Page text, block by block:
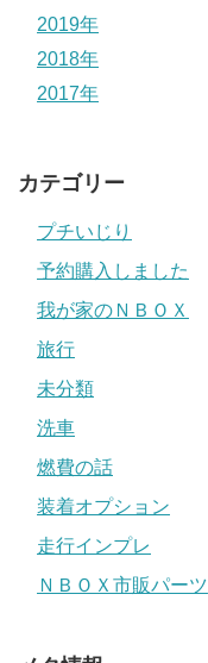
2019年
2018年
2017年
カテゴリー
プチいじり
予約購入しました
我が家のＮＢＯＸ
旅行
未分類
洗車
燃費の話
装着オプション
走行インプレ
ＮＢＯＸ市販パーツ